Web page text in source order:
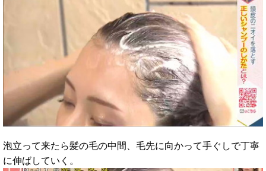
泡立って来たら髪の毛の中間、毛先に向かって手ぐしで丁寧
に伸ばしていく。